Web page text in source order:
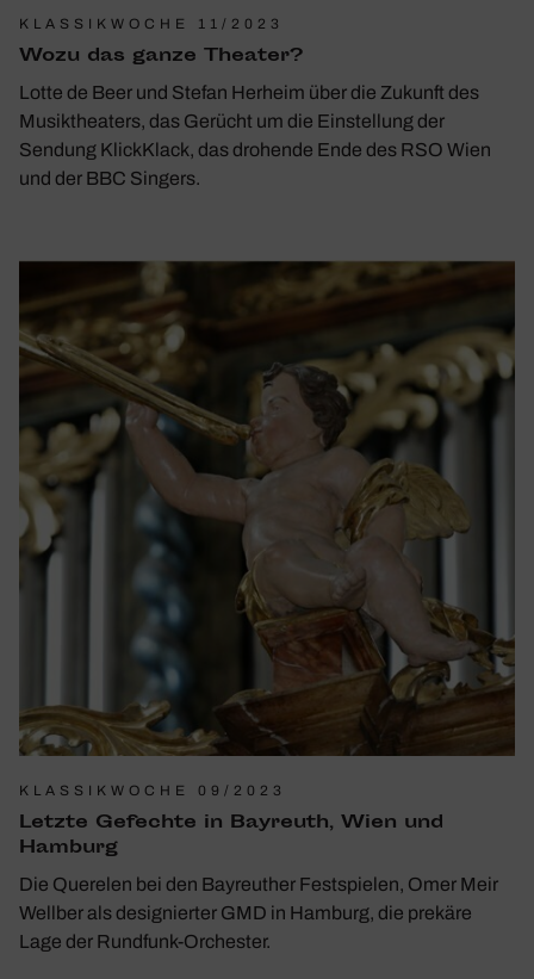
KLASSIKWOCHE 11/2023
Wozu das ganze Theater?
Lotte de Beer und Stefan Herheim über die Zukunft des
Musiktheaters, das Gerücht um die Einstellung der
Sendung KlickKlack, das drohende Ende des RSO Wien
und der BBC Singers.
KLASSIKWOCHE 09/2023
Letzte Gefechte in Bayreuth, Wien und
Hamburg
Die Querelen bei den Bayreuther Festspielen, Omer Meir
Wellber als designierter GMD in Hamburg, die prekäre
Lage der Rundfunk-Orchester.